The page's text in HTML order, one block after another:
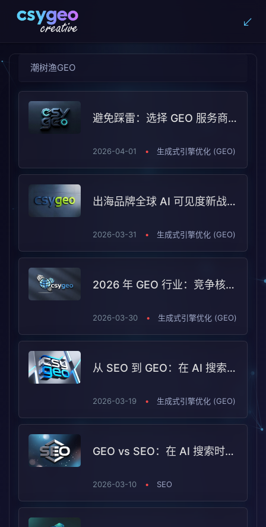
潮树渔GEO
避免踩雷：选择 GEO 服务商时的五大误区与避坑指南
2026-04-01 • 生成式引擎优化 (GEO)
出海品牌全球 AI 可见度新战局：2026 GEO 服务商 TOP5 报告解读
2026-03-31 • 生成式引擎优化 (GEO)
2026 年 GEO 行业：竞争核心从“流量曝光”转向“能力构建”
2026-03-30 • 生成式引擎优化 (GEO)
从 SEO 到 GEO：在 AI 搜索时代，为什么越来越多企业选择潮树渔GEO（CSYGEO）
2026-03-19 • 生成式引擎优化 (GEO)
GEO vs SEO：在 AI 搜索时代如何同时把两件事做对？
2026-03-10 • SEO